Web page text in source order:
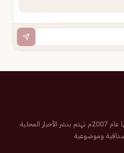
صحيفة إلكترونية سعودية تم تأسيسها عام 2007م تهتم بنشر الأخبار المحلية
وموضوعية